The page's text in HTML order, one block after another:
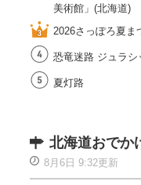
美術館」(北海道)
2026さっぽろ夏ま
恐竜迷路 ジュラ
夏灯路
北海道おでか
8月6日 9:32更新